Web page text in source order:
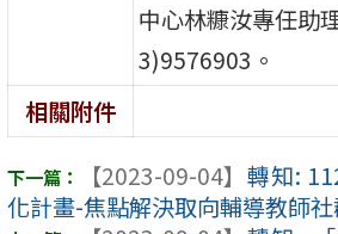
中心林糠汝專任助
3)9576903。
相關附件
【2023-09-04】 轉知:
化計畫-焦點解決取向輔導教師